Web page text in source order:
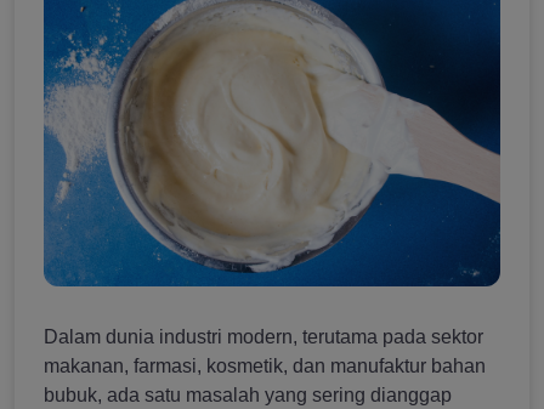
Dalam dunia industri modern, terutama pada sektor
makanan, farmasi, kosmetik, dan manufaktur bahan
bubuk, ada satu masalah yang sering dianggap